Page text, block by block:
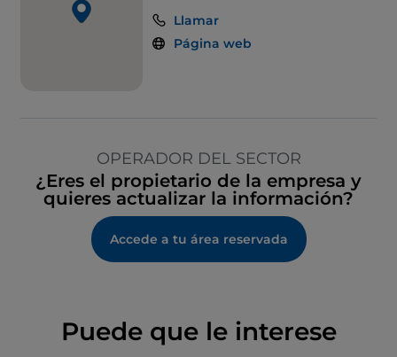
Pago con Satispay
American Express
Menú infantil
Llamar
Página web
OPERADOR DEL SECTOR
¿Eres el propietario de la empresa y
quieres actualizar la información?
Accede a tu área reservada
Puede que le interese